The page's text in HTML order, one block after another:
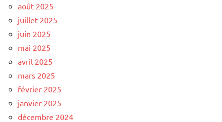
août 2025
juillet 2025
juin 2025
mai 2025
avril 2025
mars 2025
février 2025
janvier 2025
décembre 2024